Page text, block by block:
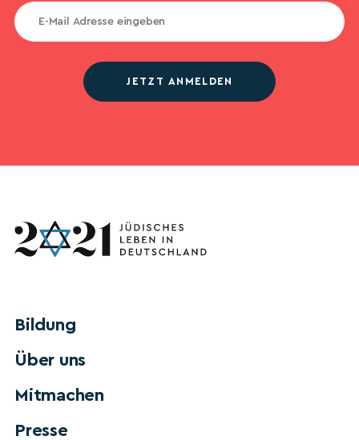
JETZT ANMELDEN
Bildung
Über uns
Mitmachen
Presse